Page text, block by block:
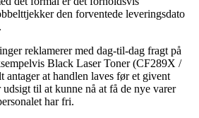
den forventede leveringsdato
reklamerer med dag-til-dag fragt på
Black Laser Toner (CF289X /
antager at handlen laves før et givent
til at kunne nå at få de nye varer
har fri.